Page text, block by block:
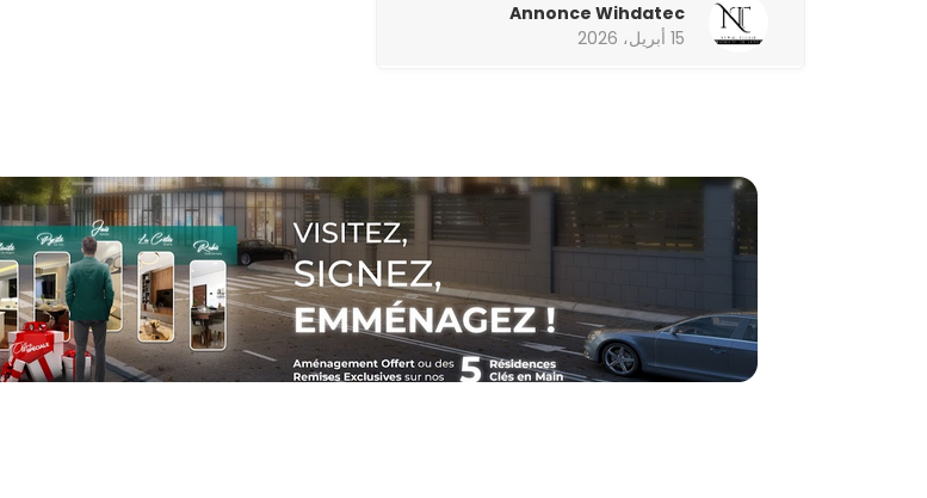
Annonce Wihdatec
15 أبريل، 2026